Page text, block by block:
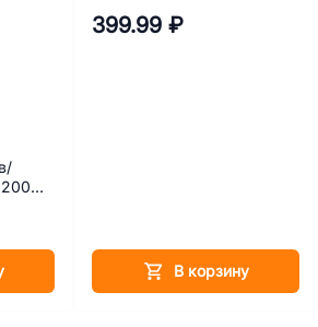
399.99 ₽
В корзину